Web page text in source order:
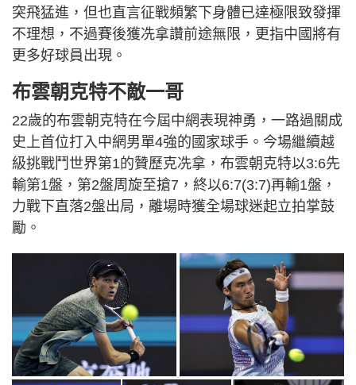
突飛猛進，但也直言征戰頻繁下身體已達極限致發揮
不理想，不過賽後獲冼拿讚前途無限，更指中國將有
更多好球員出現。
布雲朝克特不敵一哥
22歲的布雲朝克特在今屆中網表現神勇，一路過關成
史上首位打入中網男單4強的國家球手。今場繼續越
級挑戰鬥世界第1的贊歷克冼拿，布雲朝克特以3:6先
輸第1盤，第2盤周旋至搶7，終以6:7(3:7)再輸1盤，
力戰下直落2盤出局，離場時獲全場球迷起立拍掌鼓
勵。